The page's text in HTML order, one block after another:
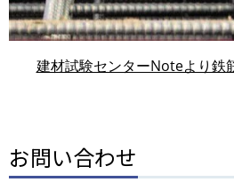
建材試験センターNoteより鉄
お問い合わせ